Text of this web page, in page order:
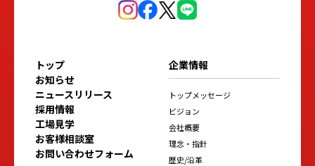
トップ
お知らせ
ニュースリリース
採用情報
工場見学
お客様相談室
お問い合わせフォーム
企業情報
トップメッセージ
ビジョン
会社概要
理念・指針
歴史/沿革